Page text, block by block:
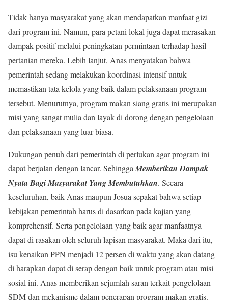
Tidak hanya masyarakat yang akan mendapatkan manfaat gizi
dari program ini. Namun, para petani lokal juga dapat merasakan
dampak positif melalui peningkatan permintaan terhadap hasil
pertanian mereka. Lebih lanjut, Anas menyatakan bahwa
pemerintah sedang melakukan koordinasi intensif untuk
memastikan tata kelola yang baik dalam pelaksanaan program
tersebut. Menurutnya, program makan siang gratis ini merupakan
misi yang sangat mulia dan layak di dorong dengan pengelolaan
dan pelaksanaan yang luar biasa.
Dukungan penuh dari pemerintah di perlukan agar program ini
dapat berjalan dengan lancar. SehinggaMemberikan Dampak
Nyata Bagi Masyarakat Yang Membutuhkan. Secara
keseluruhan, baik Anas maupun Josua sepakat bahwa setiap
kebijakan pemerintah harus di dasarkan pada kajian yang
komprehensif. Serta pengelolaan yang baik agar manfaatnya
dapat di rasakan oleh seluruh lapisan masyarakat. Maka dari itu,
isu kenaikan PPN menjadi 12 persen di waktu yang akan datang
di harapkan dapat di serap dengan baik untuk program atau misi
sosial ini. Anas memberikan sejumlah saran terkait pengelolaan
SDM dan mekanisme dalam penerapan program makan gratis.